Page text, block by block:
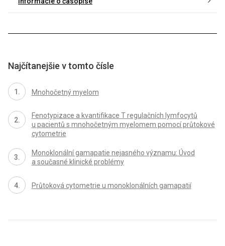
Najčítanejšie v tomto čísle
Mnohočetný myelom
Fenotypizace a kvantifikace T regulačních lymfocytů
u pacientů s mnohočetným myelomem pomocí průtokové
cytometrie
Monoklonální gamapatie nejasného významu: Úvod
a současné klinické problémy
Průtoková cytometrie u monoklonálních gamapatií